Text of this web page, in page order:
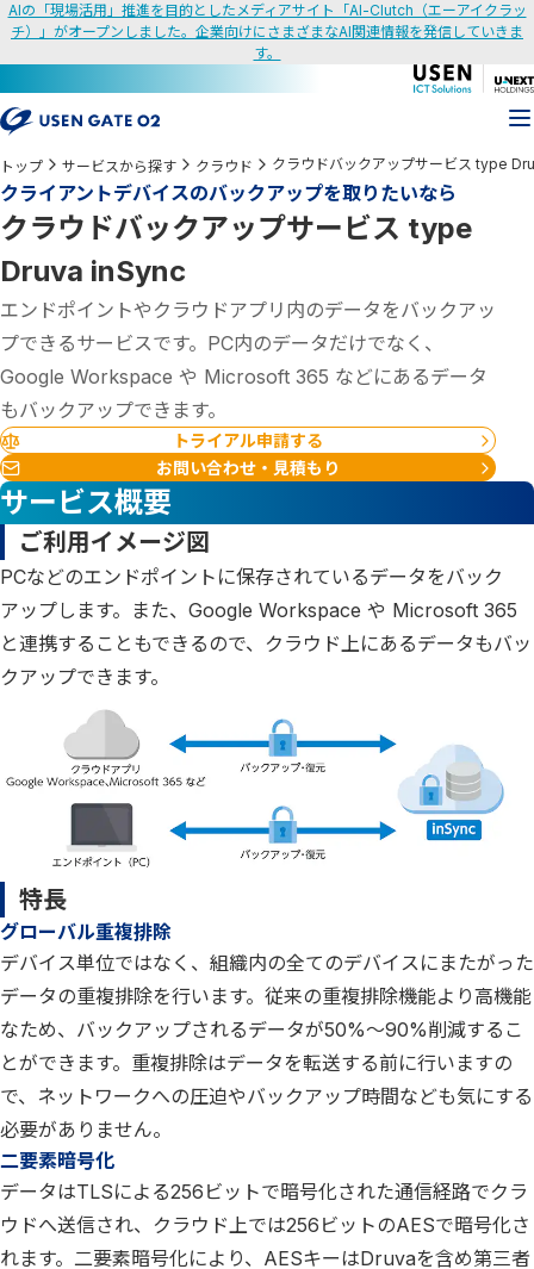
AIの「現場活用」推進を目的としたメディアサイト「AI-Clutch（エーアイクラッ
チ）」がオープンしました。企業向けにさまざまなAI関連情報を発信していきま
す。
トップ サービスから探す クラウド クラウドバックアップサービス type
クライアントデバイスのバックアップを取りたいなら
クラウドバックアップサービス type
Druva inSync
エンドポイントやクラウドアプリ内のデータをバックアッ
プできるサービスです。PC内のデータだけでなく、
Google Workspace や Microsoft 365 などにあるデータ
もバックアップできます。
トライアル申請する
お問い合わせ・見積もり
サービス概要
ご利用イメージ図
PCなどのエンドポイントに保存されているデータをバック
アップします。また、Google Workspace や Microsoft 365
と連携することもできるので、クラウド上にあるデータもバッ
クアップできます。
特長
グローバル重複排除
デバイス単位ではなく、組織内の全てのデバイスにまたがった
データの重複排除を行います。従来の重複排除機能より高機能
なため、バックアップされるデータが50%～90%削減するこ
とができます。重複排除はデータを転送する前に行いますの
で、ネットワークへの圧迫やバックアップ時間なども気にする
必要がありません。
二要素暗号化
データはTLSによる256ビットで暗号化された通信経路でクラ
ウドへ送信され、クラウド上では256ビットのAESで暗号化さ
れます。二要素暗号化により、AESキーはDruvaを含め第三者